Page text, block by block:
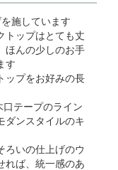
施しています
トップはとても丈
ほんの少しのお手
す
ップをお好みの長
テープのライン
ダンスタイルのキ
ろいの仕上げのウ
れば、統一感のあ